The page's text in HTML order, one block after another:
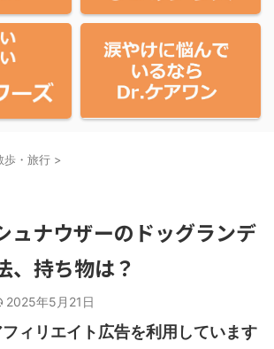
歩・旅行 >
ュナウザーのドッグランデ
、持ち物は？
2025年5月21日
ィリエイト広告を利用しています